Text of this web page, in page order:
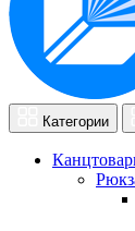
Категории